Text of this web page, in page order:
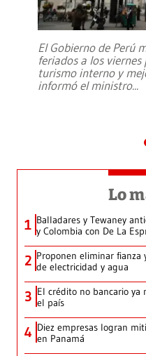
El Gobierno de Perú
feriados a los
turismo interno y
informó el ministro...
Lo
1 Balladares y Tewaney
y Colombia con De La
2 Proponen eliminar
de electricidad y agua
3 El crédito no bancario ya
el país
4 Diez empresas logran
en Panamá